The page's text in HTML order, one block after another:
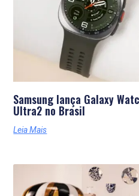
Samsung lança Galaxy
Ultra2 no Brasil
Leia Mais